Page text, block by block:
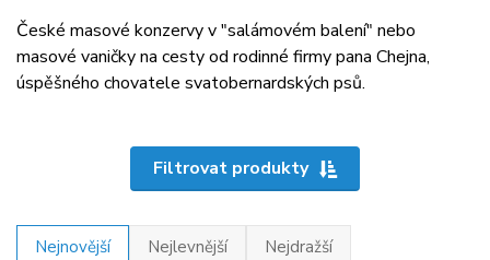
České masové konzervy v "salámovém balení" nebo
masové vaničky na cesty od rodinné firmy pana Chejna,
úspěšného chovatele svatobernardských psů.
Filtrovat produkty
Nejnovější Nejlevnější Nejdražší